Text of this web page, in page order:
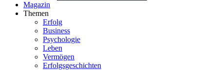
Magazin
Themen
Erfolg
Business
Psychologie
Leben
Vermögen
Erfolgsgeschichten